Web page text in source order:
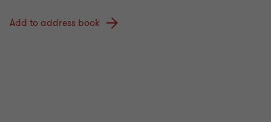
Add to address book